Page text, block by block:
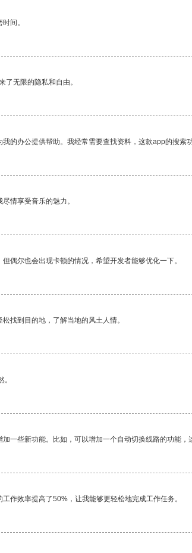
间。
了无限的隐私和自由。
的办公提供帮助。我经常需要查找资料，这款app的搜索
情享受音乐的魅力。
偶尔也会出现卡顿的情况，希望开发者能够优化一下。
找到目的地，了解当地的风土人情。
一些新功能。比如，可以增加一个自动切换线路的功能
作效率提高了50%，让我能够更轻松地完成工作任务。